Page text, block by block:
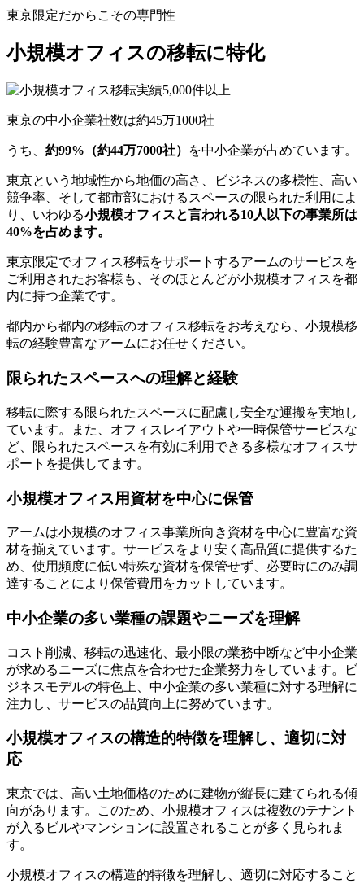
東京限定だからこその専門性
小規模オフィスの移転に特化
東京の中小企業社数は約45万1000社
うち、 約99%（約44万7000社） を中⼩企業が占めています。
東京という地域性から地価の高さ、ビジネスの多様性、高い
競争率、そして都市部におけるスペースの限られた利用によ
り、いわゆる小規模オフィスと言われる10人以下の事業所は
40%を占めます。
東京限定でオフィス移転をサポートするアームのサービスを
ご利用されたお客様も、そのほとんどが小規模オフィスを都
内に持つ企業です。
都内から都内の移転のオフィス移転をお考えなら、小規模移
転の経験豊富なアームにお任せください。
限られたスペースへの理解と経験
移転に際する限られたスペースに配慮し安全な運搬を実地し
ています。また、オフィスレイアウトや一時保管サービスな
ど、限られたスペースを有効に利用できる多様なオフィスサ
ポートを提供してます。
小規模オフィス用資材を中心に保管
アームは小規模のオフィス事業所向き資材を中心に豊富な資
材を揃えています。サービスをより安く高品質に提供するた
め、使用頻度に低い特殊な資材を保管せず、必要時にのみ調
達することにより保管費用をカットしています。
中小企業の多い業種の課題やニーズを理解
コスト削減、移転の迅速化、最小限の業務中断など中小企業
が求めるニーズに焦点を合わせた企業努力をしています。ビ
ジネスモデルの特色上、中小企業の多い業種に対する理解に
注力し、サービスの品質向上に努めています。
小規模オフィスの構造的特徴を理解し、適切に対
応
東京では、高い土地価格のために建物が縦長に建てられる傾
向があります。このため、小規模オフィスは複数のテナント
が入るビルやマンションに設置されることが多く見られま
す。
小規模オフィスの構造的特徴を理解し、適切に対応すること